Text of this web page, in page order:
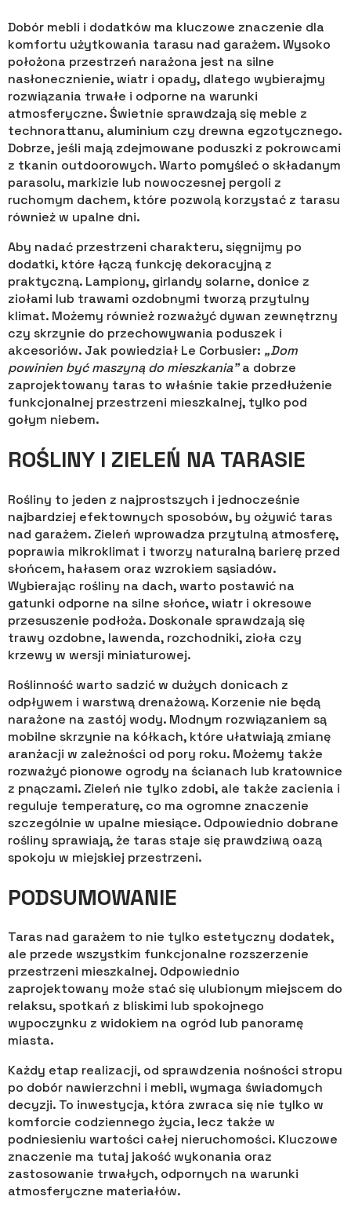
Dobór mebli i dodatków ma kluczowe znaczenie dla
komfortu użytkowania tarasu nad garażem. Wysoko
położona przestrzeń narażona jest na silne
nasłonecznienie, wiatr i opady, dlatego wybierajmy
rozwiązania trwałe i odporne na warunki
atmosferyczne. Świetnie sprawdzają się meble z
technorattanu, aluminium czy drewna egzotycznego.
Dobrze, jeśli mają zdejmowane poduszki z pokrowcami
z tkanin outdoorowych. Warto pomyśleć o składanym
parasolu, markizie lub nowoczesnej pergoli z
ruchomym dachem, które pozwolą korzystać z tarasu
również w upalne dni.
Aby nadać przestrzeni charakteru, sięgnijmy po
dodatki, które łączą funkcję dekoracyjną z
praktyczną. Lampiony, girlandy solarne, donice z
ziołami lub trawami ozdobnymi tworzą przytulny
klimat. Możemy również rozważyć dywan zewnętrzny
czy skrzynie do przechowywania poduszek i
akcesoriów. Jak powiedział Le Corbusier: „Dom
powinien być maszyną do mieszkania”a dobrze
zaprojektowany taras to właśnie takie przedłużenie
funkcjonalnej przestrzeni mieszkalnej, tylko pod
gołym niebem.
ROŚLINY I ZIELEŃ NA TARASIE
Rośliny to jeden z najprostszych i jednocześnie
najbardziej efektownych sposobów, by ożywić taras
nad garażem. Zieleń wprowadza przytulną atmosferę,
poprawia mikroklimat i tworzy naturalną barierę przed
słońcem, hałasem oraz wzrokiem sąsiadów.
Wybierając rośliny na dach, warto postawić na
gatunki odporne na silne słońce, wiatr i okresowe
przesuszenie podłoża. Doskonale sprawdzają się
trawy ozdobne, lawenda, rozchodniki, zioła czy
krzewy w wersji miniaturowej.
Roślinność warto sadzić w dużych donicach z
odpływem i warstwą drenażową. Korzenie nie będą
narażone na zastój wody. Modnym rozwiązaniem są
mobilne skrzynie na kółkach, które ułatwiają zmianę
aranżacji w zależności od pory roku. Możemy także
rozważyć pionowe ogrody na ścianach lub kratownice
z pnączami. Zieleń nie tylko zdobi, ale także zacienia i
reguluje temperaturę, co ma ogromne znaczenie
szczególnie w upalne miesiące. Odpowiednio dobrane
rośliny sprawiają, że taras staje się prawdziwą oazą
spokoju w miejskiej przestrzeni.
PODSUMOWANIE
Taras nad garażem to nie tylko estetyczny dodatek,
ale przede wszystkim funkcjonalne rozszerzenie
przestrzeni mieszkalnej. Odpowiednio
zaprojektowany może stać się ulubionym miejscem do
relaksu, spotkań z bliskimi lub spokojnego
wypoczynku z widokiem na ogród lub panoramę
miasta.
Każdy etap realizacji, od sprawdzenia nośności stropu
po dobór nawierzchni i mebli, wymaga świadomych
decyzji. To inwestycja, która zwraca się nie tylko w
komforcie codziennego życia, lecz także w
podniesieniu wartości całej nieruchomości. Kluczowe
znaczenie ma tutaj jakość wykonania oraz
zastosowanie trwałych, odpornych na warunki
atmosferyczne materiałów.